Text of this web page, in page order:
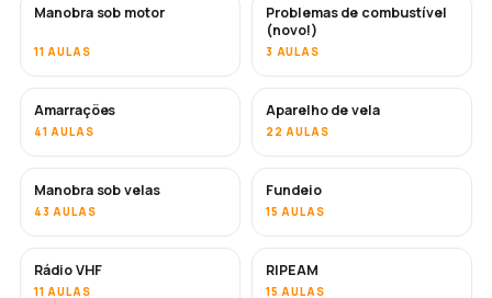
Manobra sob motor
11 AULAS
Problemas de combustível
(novo!)
3 AULAS
Amarrações
41 AULAS
Aparelho de vela
22 AULAS
Manobra sob velas
43 AULAS
Fundeio
15 AULAS
Rádio VHF
11 AULAS
RIPEAM
15 AULAS